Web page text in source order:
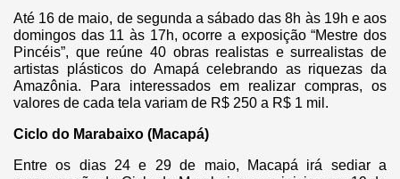
Até 16 de maio, de segunda a sábado das 8h às 19h e aos
domingos das 11 às 17h, ocorre a exposição “Mestre dos
Pincéis”, que reúne 40 obras realistas e surrealistas de
artistas plásticos do Amapá celebrando as riquezas da
Amazônia. Para interessados em realizar compras, os
valores de cada tela variam de R$ 250 a R$ 1 mil.
Ciclo do Marabaixo (Macapá)
Entre os dias 24 e 29 de maio, Macapá irá sediar a